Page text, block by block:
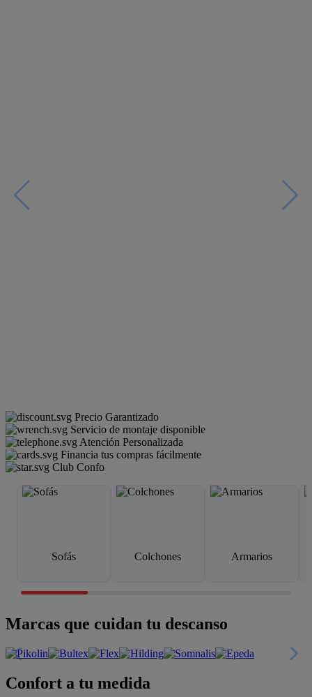
Precio Garantizado
Servicio de montaje disponible
Atención Personalizada
Financia tus compras fácilmente
Club Confo
Sofás Colchones Armarios
Marcas que cuidan tu descanso
Confort a tu medida